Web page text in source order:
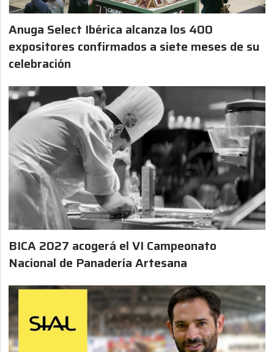
Anuga Select Ibérica alcanza los 400
expositores confirmados a siete meses de su
celebración
BICA 2027 acogerá el VI Campeonato
Nacional de Panadería Artesana